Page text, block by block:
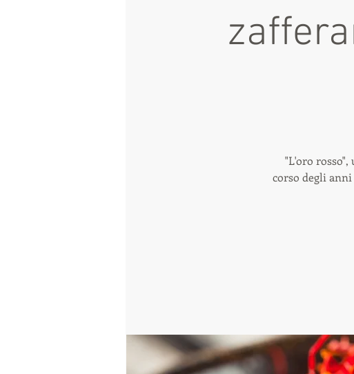
"L'oro
corso degli